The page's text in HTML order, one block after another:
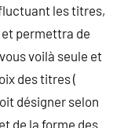
les titres,
permettra de
voilà seule et
des titres (
désigner selon
de la forme des